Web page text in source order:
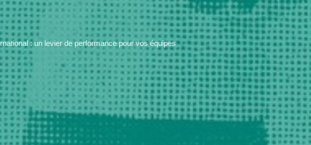
: un levier de performance pour vos équipes